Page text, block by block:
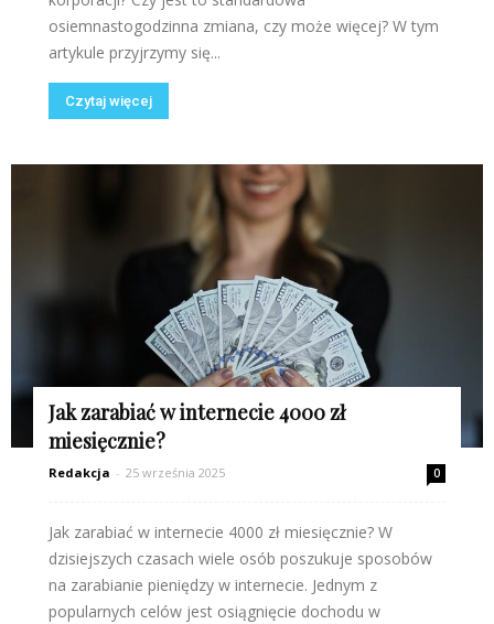
osiemnastogodzinna zmiana, czy może więcej? W tym
artykule przyjrzymy się...
Czytaj więcej
Jak zarabiać w internecie 4000 zł
miesięcznie?
Redakcja - 25 września 2025 0
Jak zarabiać w internecie 4000 zł miesięcznie? W
dzisiejszych czasach wiele osób poszukuje sposobów
na zarabianie pieniędzy w internecie. Jednym z
popularnych celów jest osiągnięcie dochodu w